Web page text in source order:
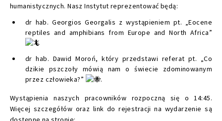
humanistycznych. Nasz Instytut reprezentować będą:
dr hab. Georgios Georgalis z wystąpieniem pt. „Eocene
reptiles and amphibians from Europe and North Africa”
dr hab. Dawid Moroń, który przedstawi referat pt. „Co
dzikie pszczoły mówią nam o świecie zdominowanym
przez człowieka?”
.
Wystąpienia naszych pracowników rozpoczną się o 14:45.
Więcej szczegółów oraz link do rejestracji na wydarzenie są